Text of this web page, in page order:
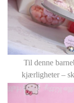
Til denne
kjærligheter –